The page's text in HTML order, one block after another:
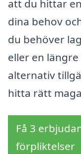
att du hittar
dina behov
du behöver
eller en
alternativ
hitta rätt
Få 3
förpliktelser